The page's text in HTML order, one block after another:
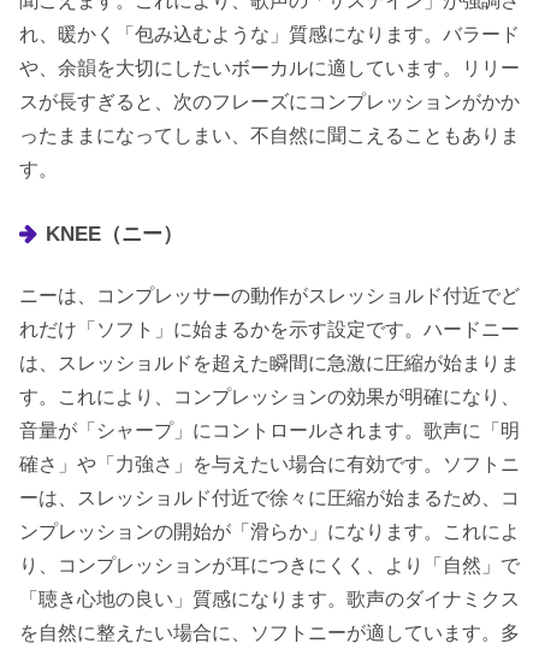
れ、暖かく「包み込むような」質感になります。バラード
や、余韻を大切にしたいボーカルに適しています。リリー
スが長すぎると、次のフレーズにコンプレッションがかか
ったままになってしまい、不自然に聞こえることもありま
す。
KNEE（ニー）
ニーは、コンプレッサーの動作がスレッショルド付近でど
れだけ「ソフト」に始まるかを示す設定です。ハードニー
は、スレッショルドを超えた瞬間に急激に圧縮が始まりま
す。これにより、コンプレッションの効果が明確になり、
音量が「シャープ」にコントロールされます。歌声に「明
確さ」や「力強さ」を与えたい場合に有効です。ソフトニ
ーは、スレッショルド付近で徐々に圧縮が始まるため、コ
ンプレッションの開始が「滑らか」になります。これによ
り、コンプレッションが耳につきにくく、より「自然」で
「聴き心地の良い」質感になります。歌声のダイナミクス
を自然に整えたい場合に、ソフトニーが適しています。多